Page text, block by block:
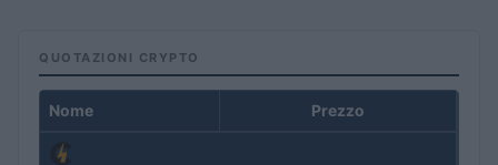
QUOTAZIONI CRYPTO
Nome Prezzo